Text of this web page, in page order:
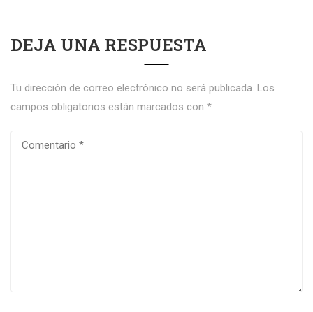
DEJA UNA RESPUESTA
Tu dirección de correo electrónico no será publicada. Los
campos obligatorios están marcados con *